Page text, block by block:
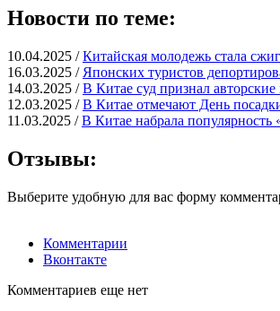
Новости по теме:
10.04.2025 /Китайская молодежь стала
16.03.2025 / Японских туристов
14.03.2025 /В Китае суд признал
12.03.2025 /В Китае отмечают День
11.03.2025 /В Китае набрала
Отзывы:
Выберите удобную для вас форму
Комментарии
Вконтакте
Комментариев еще нет